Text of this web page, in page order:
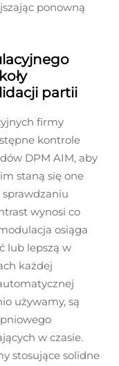
ponowną
partii
firmy
kontrole
DPM AIM, aby
staną się one
wynosi co
osiąga
lub lepszą w
każdej
używamy, są
w czasie.
stosujące solidne